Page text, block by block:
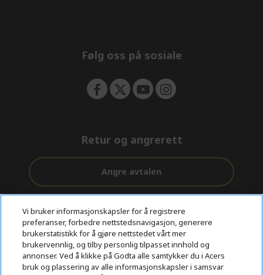
Følg oss på sosiale
Retur og angrerett
Angre avtalen
Gratis
levering
før og etter
kjøp
betaling
© 2026 Acer Inc.
CPYou BV er en autorisert forhandler og tilbyder av produktene
Vi bruker informasjonskapsler for å registrere
preferanser, forbedre nettstedsnavigasjon, generere
brukerstatistikk for å gjøre nettstedet vårt mer
brukervennlig, og tilby personlig tilpasset innhold og
annonser. Ved å klikke på Godta alle samtykker du i Acers
bruk og plassering av alle informasjonskapsler i samsvar